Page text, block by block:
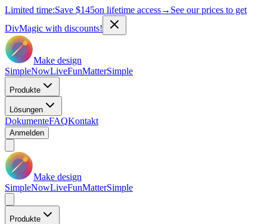
Limited time:Save $145on lifetime access→ See our prices to get
DivMagic with discounts!
Make design
SimpleNowLiveFunMatterSimple
Produkte
Lösungen
DokumenteFAQKontakt
Anmelden
Make design
SimpleNowLiveFunMatterSimple
Produkte